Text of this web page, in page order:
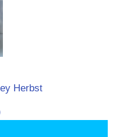
Herbst